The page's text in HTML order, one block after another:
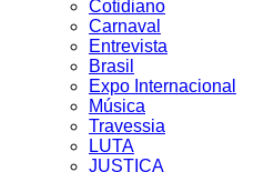
Cotidiano
Carnaval
Entrevista
Brasil
Expo Internacional
Música
Travessia
LUTA
JUSTIÇA